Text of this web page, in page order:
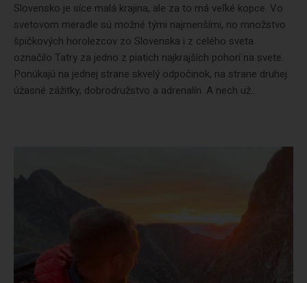
Slovensko je síce malá krajina, ale za to má veľké kopce. Vo
svetovom meradle sú možné tými najmenšími, no množstvo
špičkových horolezcov zo Slovenska i z celého sveta
označilo Tatry za jedno z piatich najkrajších pohorí na svete.
Ponúkajú na jednej strane skvelý odpočinok, na strane druhej
úžasné zážitky, dobrodružstvo a adrenalín. A nech už...